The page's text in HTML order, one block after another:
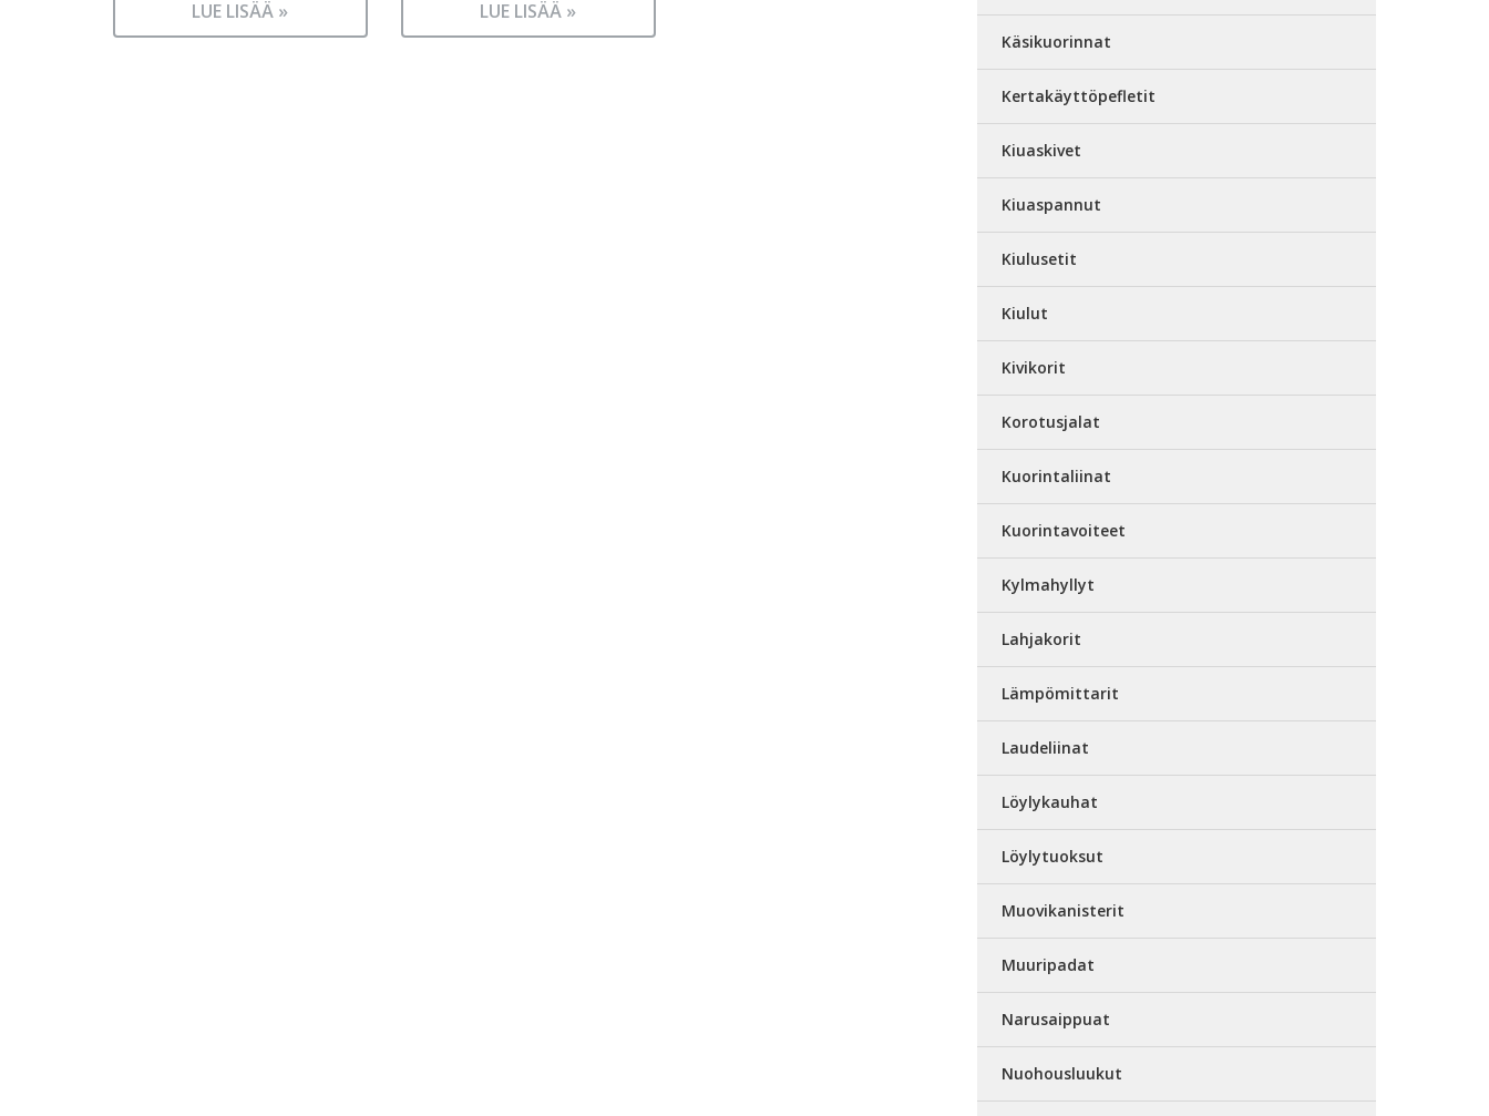
LUE LISÄÄ » LUE LISÄÄ »
Käsikuorinnat
Kertakäyttöpefletit
Kiuaskivet
Kiuaspannut
Kiulusetit
Kiulut
Kivikorit
Korotusjalat
Kuorintaliinat
Kuorintavoiteet
Kylmahyllyt
Lahjakorit
Lämpömittarit
Laudeliinat
Löylykauhat
Löylytuoksut
Muovikanisterit
Muuripadat
Narusaippuat
Nuohousluukut